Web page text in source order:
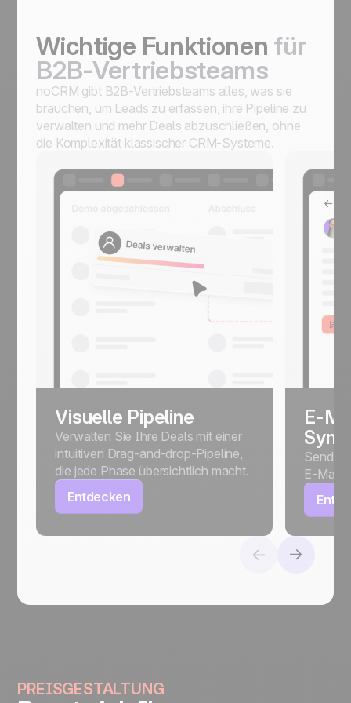
Wichtige Funktionen für
B2B-Vertriebsteams
noCRM gibt B2B-Vertriebsteams alles, was sie
brauchen, um Leads zu erfassen, ihre Pipeline zu
verwalten und mehr Deals abzuschließen, ohne
die Komplexität klassischer CRM-Systeme.
Visuelle Pipeline
Verwalten Sie Ihre Deals mit einer
intuitiven Drag-and-drop-Pipeline,
die jede Phase übersichtlich macht.
Entdecken
E-
E-Mails
PREISGESTALTUNG